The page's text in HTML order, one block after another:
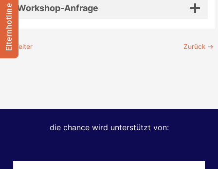
Workshop-Anfrage
←Weiter Zurück →
die chance wird unterstützt von:
Elternhotline